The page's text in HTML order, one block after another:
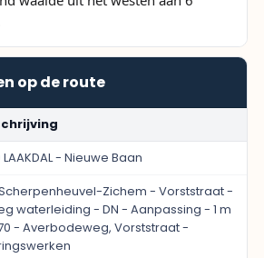
op de route
- Nieuwe Baan
Scherpenheuvel-Zichem - Vorststraat -
waterleiding - DN - Aanpassing - 1 m
- Averbodeweg, Vorststraat -